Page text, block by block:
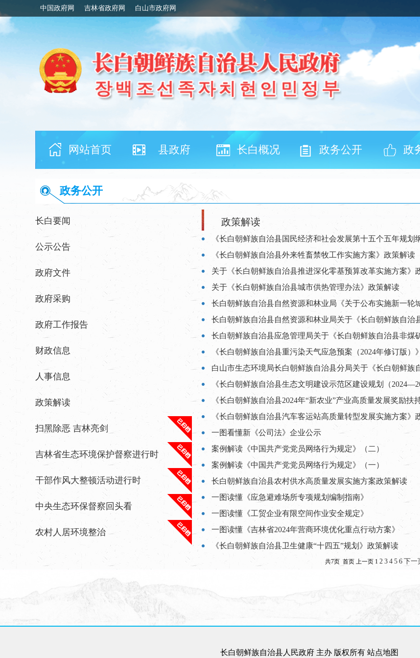
中国政府网 吉林省政府网 白山市政府网
网站首页 县政府 长白概况 政务公开 政
政务公开
长白要闻
公示公告
政府文件
政府采购
政府工作报告
财政信息
人事信息
政策解读
扫黑除恶 吉林亮剑
吉林省生态环境保护督察进行时
干部作风大整顿活动进行时
中央生态环保督察回头看
农村人居环境整治
政策解读
《长白朝鲜族自治县国民经济和社会发展第十五个五年规划
《长白朝鲜族自治县外来牲畜禁牧工作实施方案》政策解读
关于《长白朝鲜族自治县推进深化零基预算改革实施方案》
关于《长白朝鲜族自治县城市供热管理办法》政策解读
《长白朝鲜族自治县重污染天气应急预案（2024年修订版）
《长白朝鲜族自治县生态文明建设示范区建设规划（
《长白朝鲜族自治县2024年“新农业”产业高质量发展奖励扶
《长白朝鲜族自治县汽车客运站高质量转型发展实施方案》
一图看懂新《公司法》企业公示
案例解读《中国共产党党员网络行为规定》（二）
案例解读《中国共产党党员网络行为规定》（一）
长白朝鲜族自治县农村供水高质量发展实施方案政策解读
一图读懂《应急避难场所专项规划编制指南》
一图读懂《工贸企业有限空间作业安全规定》
一图读懂《吉林省2024年营商环境优化重点行动方案》
《长白朝鲜族自治县卫生健康“十四五”规划》政策解读
共7页 首页 上一页 1 2 3 4 5 6 下一
长白朝鲜族自治县人民政府 主办 版权所有 站点地图